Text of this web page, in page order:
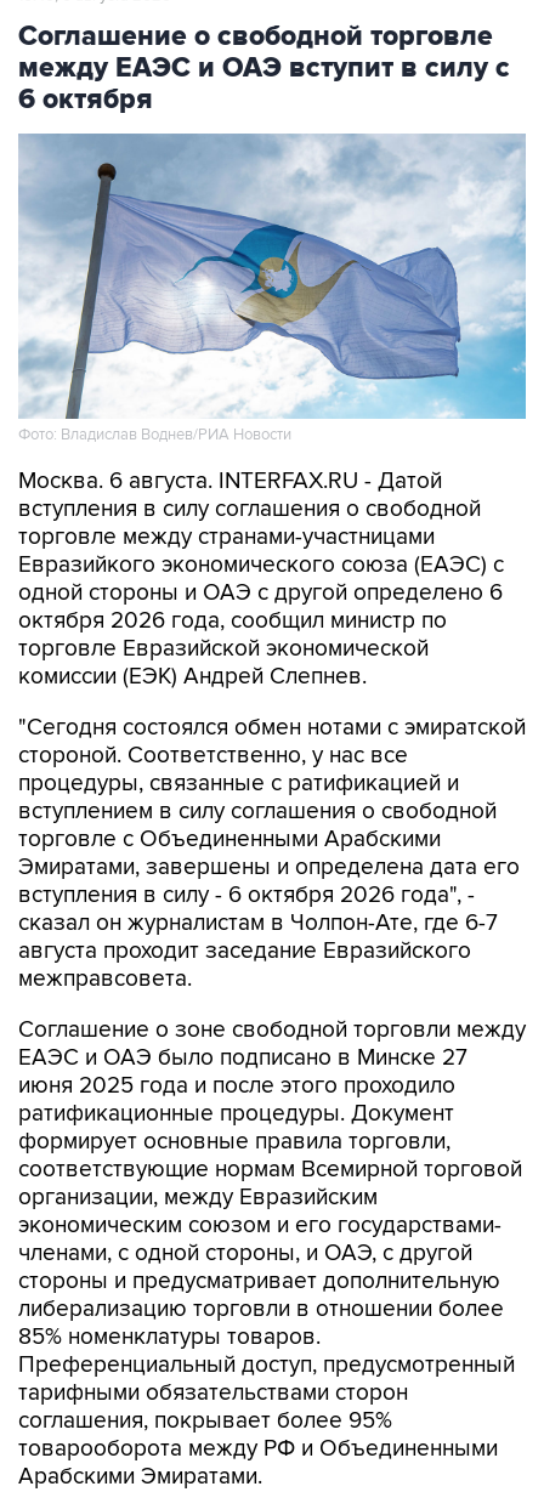
Соглашение о свободной торговле
между ЕАЭС и ОАЭ вступит в силу с
6 октября
Фото: Владислав Воднев/РИА Новости
Москва. 6 августа. INTERFAX.RU - Датой
вступления в силу соглашения о свободной
торговле между странами-участницами
Евразийкого экономического союза (ЕАЭС) с
одной стороны и ОАЭ с другой определено 6
октября 2026 года, сообщил министр по
торговле Евразийской экономической
комиссии (ЕЭК) Андрей Слепнев.
"Сегодня состоялся обмен нотами с эмиратской
стороной. Соответственно, у нас все
процедуры, связанные с ратификацией и
вступлением в силу соглашения о свободной
торговле с Объединенными Арабскими
Эмиратами, завершены и определена дата его
вступления в силу - 6 октября 2026 года", -
сказал он журналистам в Чолпон-Ате, где 6-7
августа проходит заседание Евразийского
межправсовета.
Соглашение о зоне свободной торговли между
ЕАЭС и ОАЭ было подписано в Минске 27
июня 2025 года и после этого проходило
ратификационные процедуры. Документ
формирует основные правила торговли,
соответствующие нормам Всемирной торговой
организации, между Евразийским
экономическим союзом и его государствами-
членами, с одной стороны, и ОАЭ, с другой
стороны и предусматривает дополнительную
либерализацию торговли в отношении более
85% номенклатуры товаров.
Преференциальный доступ, предусмотренный
тарифными обязательствами сторон
соглашения, покрывает более 95%
товарооборота между РФ и Объединенными
Арабскими Эмиратами.